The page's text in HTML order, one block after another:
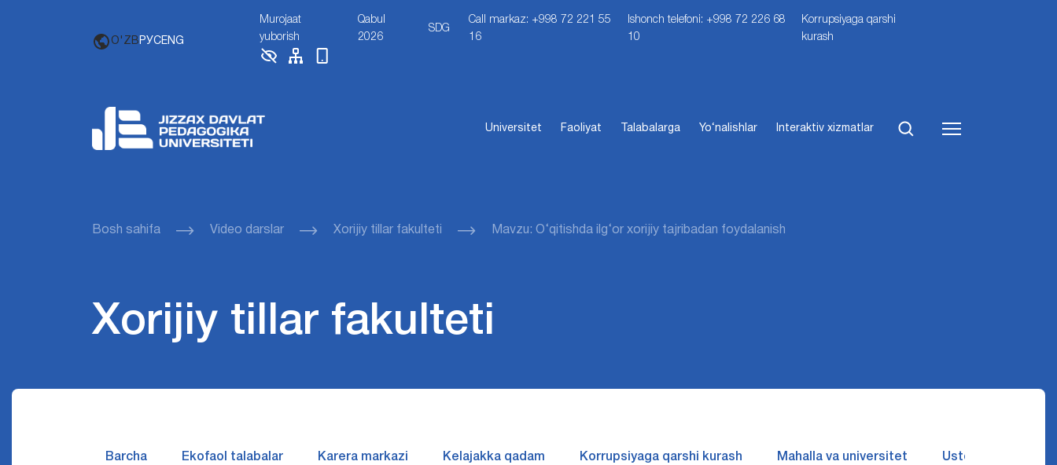
O'ZB РУСENG
Murojaat
yuborish
Qabul
2026
SDG
Call markaz: +998 72 221 55
16
Ishonch telefoni: +998 72 226 68
10
Korrupsiyaga qarshi
kurash
Universitet Faoliyat Talabalarga Yo‘nalishlar Interaktiv xizmatlar
Bosh sahifa Video darslar Xorijiy tillar fakulteti Mavzu: O‘qitishda ilg‘or xorijiy tajribadan foydalanish
Xorijiy tillar fakulteti
Barcha Ekofaol talabalar Karera markazi Kelajakka qadam Korrupsiyaga qarshi kurash Mahalla va universitet Ustozlar suhbatin